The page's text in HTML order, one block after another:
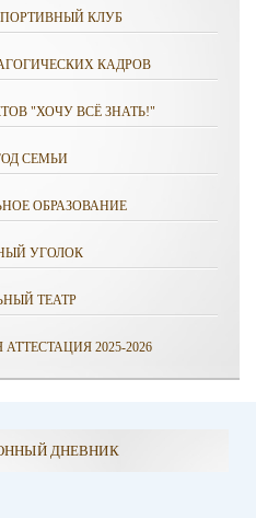
КЛУБ
КАДРОВ
"ХОЧУ ВСЁ ЗНАТЬ!"
СЕМЬИ
ОБРАЗОВАНИЕ
УГОЛОК
ТЕАТР
2025-2026
ДНЕВНИК